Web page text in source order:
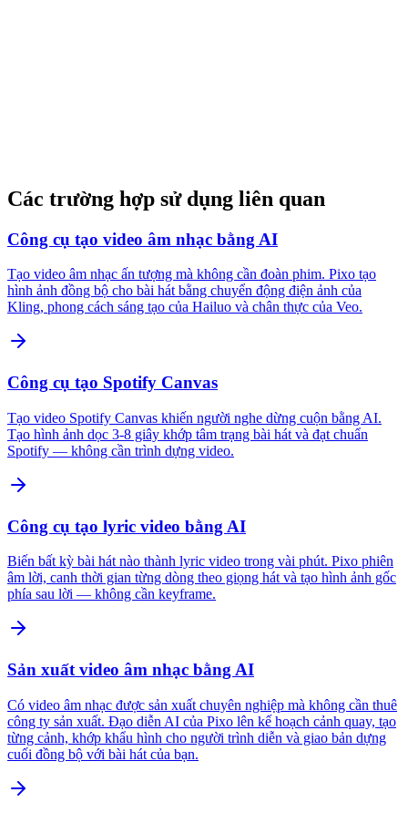
Các trường hợp sử dụng liên quan
Công cụ tạo video âm nhạc bằng AI
Tạo video âm nhạc ấn tượng mà không cần đoàn phim. Pixo tạo
hình ảnh đồng bộ cho bài hát bằng chuyển động điện ảnh của
Kling, phong cách sáng tạo của Hailuo và chân thực của Veo.
Công cụ tạo Spotify Canvas
Tạo video Spotify Canvas khiến người nghe dừng cuộn bằng AI.
Tạo hình ảnh dọc 3-8 giây khớp tâm trạng bài hát và đạt chuẩn
Spotify — không cần trình dựng video.
Công cụ tạo lyric video bằng AI
Biến bất kỳ bài hát nào thành lyric video trong vài phút. Pixo phiên
âm lời, canh thời gian từng dòng theo giọng hát và tạo hình ảnh gốc
phía sau lời — không cần keyframe.
Sản xuất video âm nhạc bằng AI
Có video âm nhạc được sản xuất chuyên nghiệp mà không cần thuê
công ty sản xuất. Đạo diễn AI của Pixo lên kế hoạch cảnh quay, tạo
từng cảnh, khớp khẩu hình cho người trình diễn và giao bản dựng
cuối đồng bộ với bài hát của bạn.